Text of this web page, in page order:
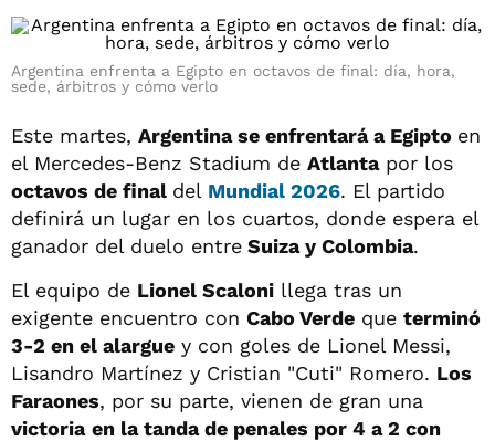
Argentina enfrenta a Egipto en octavos de final: día, hora,
sede, árbitros y cómo verlo
Este martes, Argentina se enfrentará a Egipto en
el Mercedes-Benz Stadium de Atlantapor los
octavos de final del Mundial 2026. El partido
definirá un lugar en los cuartos, donde espera el
ganador del duelo entre Suiza y Colombia.
El equipo de Lionel Scaloni llega tras un
exigente encuentro con Cabo Verde que terminó
3-2 en el alargue y con goles de Lionel Messi,
Lisandro Martínez y Cristian "Cuti" Romero. Los
Faraones, por su parte, vienen de gran una
victoria en la tanda de penales por 4 a 2 con